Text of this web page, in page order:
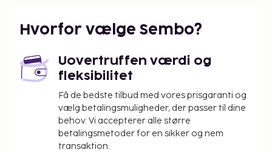
Hvorfor vælge Sembo?
Uovertruffen værdi og
fleksibilitet
Få de bedste tilbud med vores prisgaranti og
vælg betalingsmuligheder, der passer til dine
behov. Vi accepterer alle større
betalingsmetoder for en sikker og nem
transaktion.